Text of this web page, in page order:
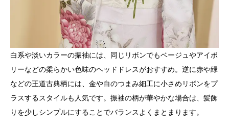
白系や淡いカラーの振袖には、同じリボンでもベージュやアイボ
リーなどの柔らかい色味のヘッドドレスがおすすめ。逆に赤や緑
などの王道古典柄には、金や白のつまみ細工に小さめリボンをプ
ラスするスタイルも人気です。振袖の柄が華やかな場合は、髪飾
りを少しシンプルにすることでバランスよくまとまります。